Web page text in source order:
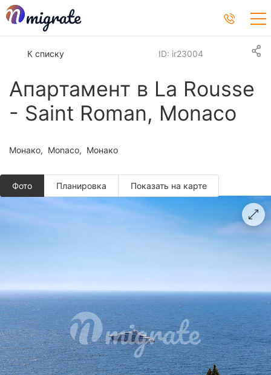
К списку
Апартамент в La Rousse
- Saint Roman, Monaco
ID: ir23004
Монако Monaco Монако
Фото Планировкa Показать на карте